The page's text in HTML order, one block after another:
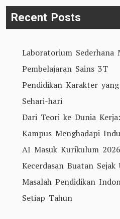
Recent Posts
Laboratorium Sederhana
Pembelajaran Sains 3T
Pendidikan Karakter
Sehari-hari
Dari Teori ke Dunia
Kampus Menghadapi
AI Masuk Kurikulum
Kecerdasan Buatan Sejak
Masalah Pendidikan
Setiap Tahun